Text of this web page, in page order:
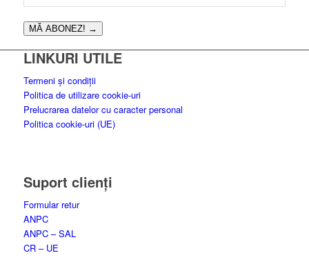
MĂ ABONEZ! →
LINKURI UTILE
Termeni și condiții
Politica de utilizare cookie-uri
Prelucrarea datelor cu caracter personal
Politica cookie-uri (UE)
Suport clienți
Formular retur
ANPC
ANPC – SAL
CR – UE